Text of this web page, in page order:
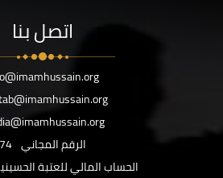
اتصل بنا
الرقم المجاني
الحساب المالي للعتبة